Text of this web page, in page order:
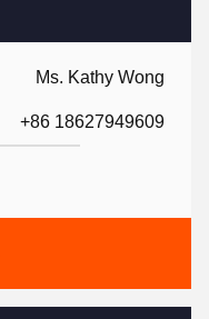
Ms. Kathy Wong
+86 18627949609